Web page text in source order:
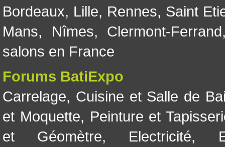
Bordeaux, Lille, Rennes, Saint
Mans, Nîmes, Clermont-Ferrand
salons en France
Forums BatiExpo
Carrelage, Cuisine et Salle de
et Moquette, Peinture et
et Géomètre, Electricité,